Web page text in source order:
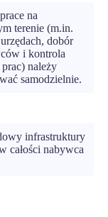
na
terenie (m.in.
dobór
i kontrola
należy
samodzielnie.
infrastruktury
całości nabywca